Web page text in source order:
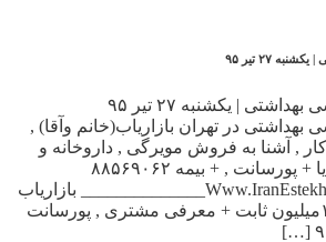
۲۷ تیر ۹۵
| یکشنبه ۲۷ تیر ۹۵
بهداشتی در تهران بازاریاب(خانم وآقا) ,
سابقه کار , آشنا به فروش مویرگی , داروخانه و
گالری ها , حقوق + مزایا + پورسانت , + بیمه ۸۸۵۶۹۰۶۲
_____________Www.IranEstekhdam.Ir______________ بازاریاب
از مبتدی تا حرفه ای , ۱میلیون ثابت + معرفی مشتری , پورسانت